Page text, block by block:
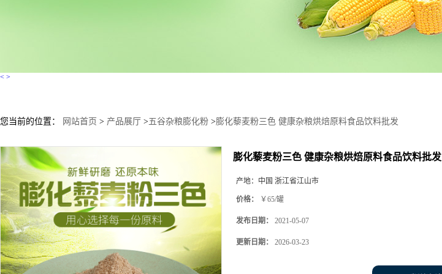
< >
您当前的位置： 网站首页 > 产品展厅 >五谷杂粮膨化粉 >膨化藜麦粉三色 健康杂粮烘焙原料食品饮料批发
膨化藜麦粉三色 健康杂粮烘焙原料食品饮料批发
产地： 中国 浙江省江山市
价格： ￥65/罐
发布日期： 2021-05-07
更新日期： 2026-03-23